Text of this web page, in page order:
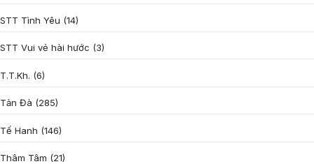
STT Tình Yêu (14)
STT Vui vẻ hài hước (3)
T.T.Kh. (6)
Tản Đà (285)
Tế Hanh (146)
Thâm Tâm (21)